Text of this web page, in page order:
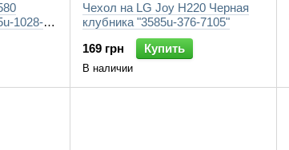
1028-
Чехол на LG Joy H220 Черная
клубника "3585u-376-7105"
169 грн
Купить
В наличии